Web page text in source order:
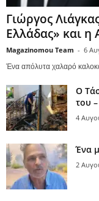
Γιώργος
Ελλάδας» και
Magazinomou Team - 6
Ένα απόλυτα χαλαρό
Ο
του
4
Ένα
2